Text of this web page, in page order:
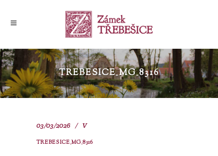
TREBESICE_MG_8316
03/03/2026 V
TREBESICE_MG_8316